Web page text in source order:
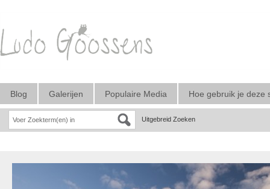
Blog Galerijen Populaire Media Hoe gebruik je deze
Uitgebreid Zoeken